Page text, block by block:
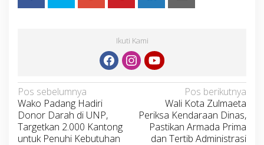
Ikuti Kami
Navigasi
pos
Pos sebelumnya
Wako Padang Hadiri
Donor Darah di UNP,
Targetkan 2.000 Kantong
untuk Penuhi Kebutuhan
Pos berikutnya
Wali Kota Zulmaeta
Periksa Kendaraan Dinas,
Pastikan Armada Prima
dan Tertib Administrasi